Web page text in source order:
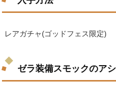
レアガチャ(ゴッドフェス限定)
ゼラ装備スモックのア